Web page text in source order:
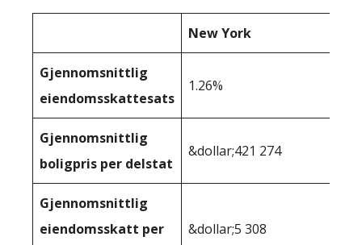
New York
Gjennomsnittlig
eiendomsskattesats
1.26%
Gjennomsnittlig
boligpris per delstat
&dollar;421 274
Gjennomsnittlig
eiendomsskatt per
&dollar;5 308